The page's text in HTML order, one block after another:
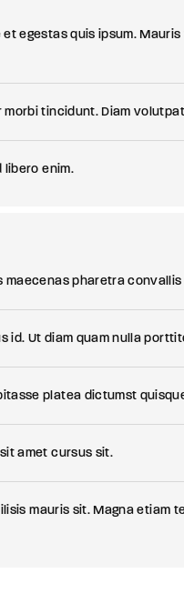
egestas quis ipsum.
tincidunt. Diam
libero enim.
maecenas pharetra
id. Ut diam quam nulla
platea dictumst
amet cursus sit.
mauris sit. Magna etiam